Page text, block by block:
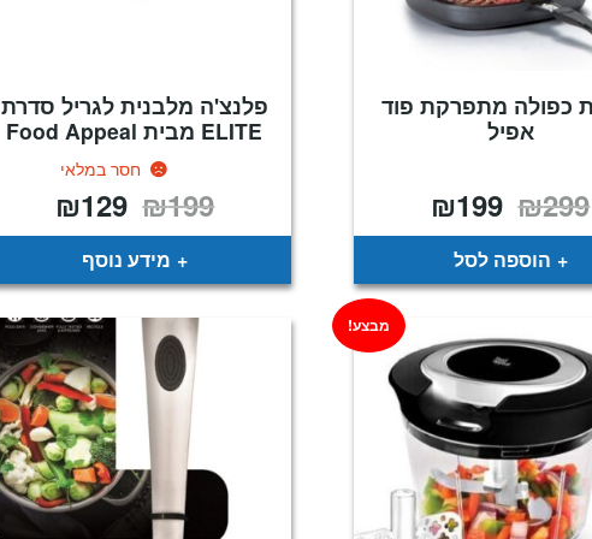
כפולה מתפרקת פוד
אפיל
₪299 המחיר
המקורי
היה:
₪299.
₪199
הוא:
הוספה לסל
פלנצ'ה מלבנית לגריל סדרת
ELITE מבית Food Appeal
חסר במלאי
₪199 המחיר
המקורי
היה:
₪129
הוא:
מידע נוסף
מבצע!